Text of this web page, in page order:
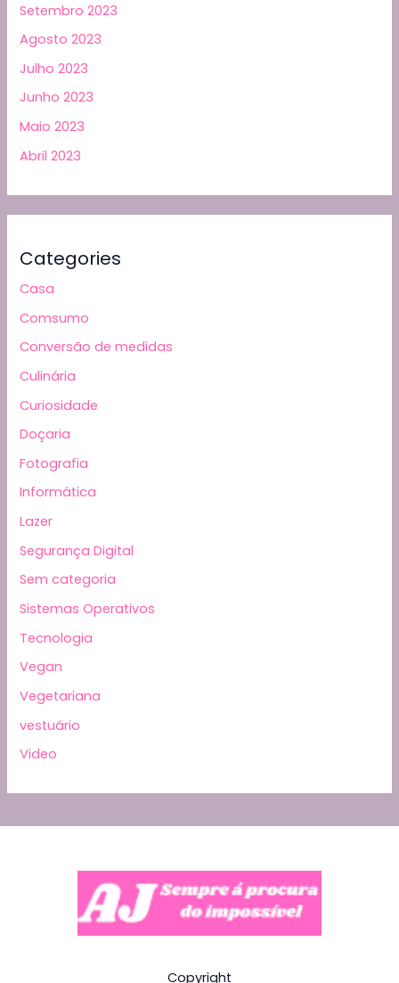
Setembro 2023
Agosto 2023
Julho 2023
Junho 2023
Maio 2023
Abril 2023
Categories
Casa
Comsumo
Conversão de medidas
Culinária
Curiosidade
Doçaria
Fotografia
Informática
Lazer
Segurança Digital
Sem categoria
Sistemas Operativos
Tecnologia
Vegan
Vegetariana
vestuário
Video
Copyright